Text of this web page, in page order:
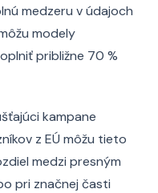
medzeru v údajoch
modely
približne 70 %
kampane
z EÚ môžu tieto
medzi presným
pri značnej časti